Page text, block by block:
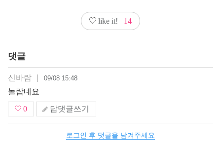
like it! 14
댓글
신바람 09/08 15:48
놀랍네요
0 답댓글쓰기
로그인 후 댓글을 남겨주세요